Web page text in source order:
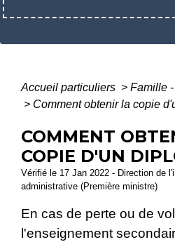
Accueil particuliers > Famille
> Comment obtenir la copie
COMMENT
COPIE D'UN
Vérifié le 17 Jan 2022 - Direction de
administrative (Première ministre)
En cas de perte ou de
l'enseignement